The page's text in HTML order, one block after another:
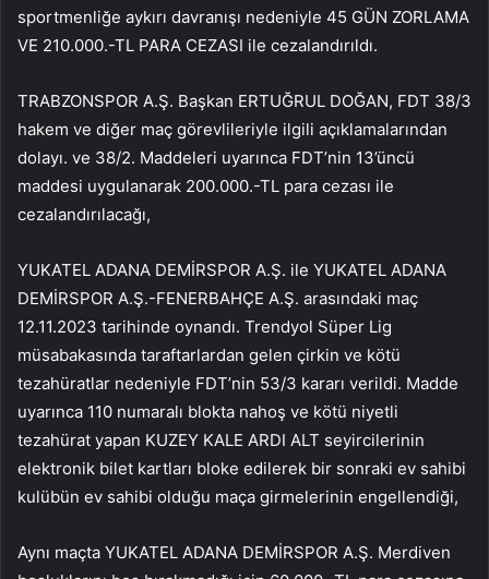
sportmenliğe aykırı davranışı nedeniyle 45 GÜN ZORLAMA
VE 210.000.-TL PARA CEZASI ile cezalandırıldı.
TRABZONSPOR A.Ş. Başkan ERTUĞRUL DOĞAN, FDT 38/3
hakem ve diğer maç görevlileriyle ilgili açıklamalarından
dolayı. ve 38/2. Maddeleri uyarınca FDT’nin 13’üncü
maddesi uygulanarak 200.000.-TL para cezası ile
cezalandırılacağı,
YUKATEL ADANA DEMİRSPOR A.Ş. ile YUKATEL ADANA
DEMİRSPOR A.Ş.-FENERBAHÇE A.Ş. arasındaki maç
12.11.2023 tarihinde oynandı. Trendyol Süper Lig
müsabakasında taraftarlardan gelen çirkin ve kötü
tezahüratlar nedeniyle FDT’nin 53/3 kararı verildi. Madde
uyarınca 110 numaralı blokta nahoş ve kötü niyetli
tezahürat yapan KUZEY KALE ARDI ALT seyircilerinin
elektronik bilet kartları bloke edilerek bir sonraki ev sahibi
kulübün ev sahibi olduğu maça girmelerinin engellendiği,
Aynı maçta YUKATEL ADANA DEMİRSPOR A.Ş. Merdiven